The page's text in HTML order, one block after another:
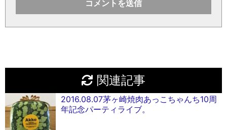
関連記事
2016.08.07茅ヶ崎焼肉あっこちゃんち10周
年記念パーティライブ。